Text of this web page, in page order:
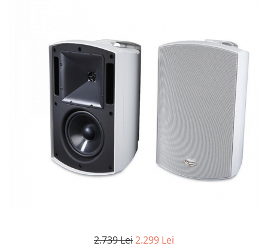
2.739 Lei2.299 Lei